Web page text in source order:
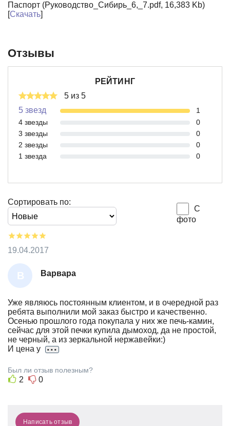
Паспорт (Руководство_Сибирь_6,_7.pdf, 16,383 Kb)
[Скачать]
Отзывы
РЕЙТИНГ
5 из 5
5 звезд
1
4 звезды
0
3 звезды
0
2 звезды
0
1 звезда
0
Сортировать по:
С
фото
В
А
Р
В
А
Р
А
Варвара
19.04.2017
Уже являюсь постоянным клиентом, и в очередной раз
ребята выполнили мой заказ быстро и качественно.
Осенью прошлого года покупала у них же печь-камин,
сейчас для этой печки купила дымоход, да не простой,
не черный, а из зеркальной нержавейки:)
И цена у
...
Был ли отзыв полезным?
2 0
Написать отзыв